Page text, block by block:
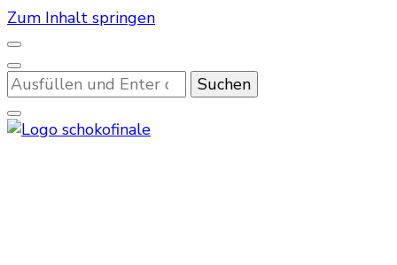
Zum Inhalt springen
Suchst
du
nach
etwas?